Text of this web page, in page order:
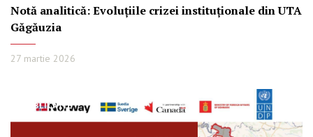
Notă analitică: Evoluțiile crizei instituționale din UTA
Găgăuzia
27 martie 2026
PUBLICAȚIE